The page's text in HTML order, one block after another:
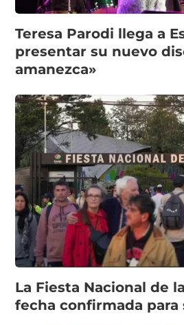
Teresa Parodi llega a
presentar su nuevo
amanezca»
La Fiesta Nacional de
fecha confirmada para